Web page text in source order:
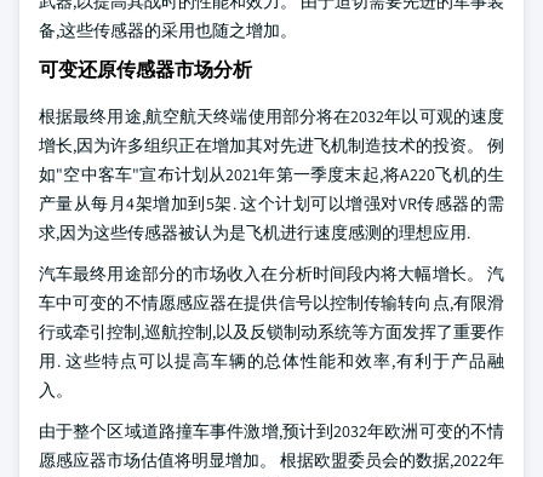
备,这些传感器的采用也随之增加。
可变还原传感器市场分析
根据最终用途,航空航天终端使用部分将在2032年以可观的速度
增长,因为许多组织正在增加其对先进飞机制造技术的投资。 例
如"空中客车"宣布计划从2021年第一季度末起,将A220飞机的生
产量从每月4架增加到5架. 这个计划可以增强对VR传感器的需
求,因为这些传感器被认为是飞机进行速度感测的理想应用.
汽车最终用途部分的市场收入在分析时间段内将大幅增长。 汽
车中可变的不情愿感应器在提供信号以控制传输转向点,有限滑
行或牵引控制,巡航控制,以及反锁制动系统等方面发挥了重要作
用. 这些特点可以提高车辆的总体性能和效率,有利于产品融
入。
由于整个区域道路撞车事件激增,预计到2032年欧洲可变的不情
愿感应器市场估值将明显增加。 根据欧盟委员会的数据,2022年